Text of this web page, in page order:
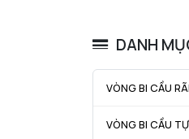
DANH
VÒNG BI CẦU
VÒNG BI CẦU